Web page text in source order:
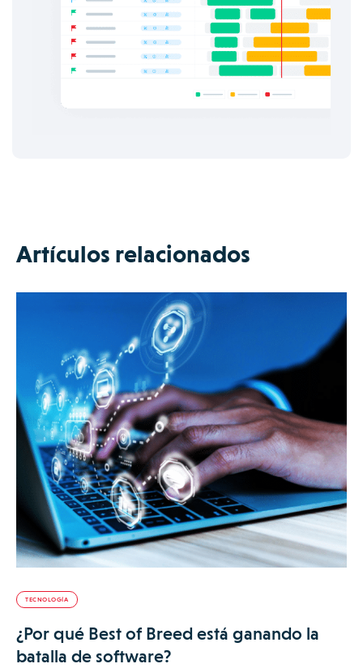
Artículos relacionados
TECNOLOGÍA
¿Por qué Best of Breed está ganando la
batalla de software?